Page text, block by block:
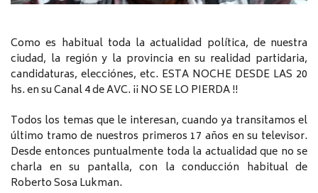
Como es habitual toda la actualidad política, de nuestra
ciudad, la región y la provincia en su realidad partidaria,
candidaturas, elecciónes, etc. ESTA NOCHE DESDE LAS 20
hs. en su Canal 4 de AVC. ¡¡ NO SE LO PIERDA !!
Todos los temas que le interesan, cuando ya transitamos el
último tramo de nuestros primeros 17 años en su televisor.
Desde entonces puntualmente toda la actualidad que no se
charla en su pantalla, con la conducción habitual de
Roberto Sosa Lukman.